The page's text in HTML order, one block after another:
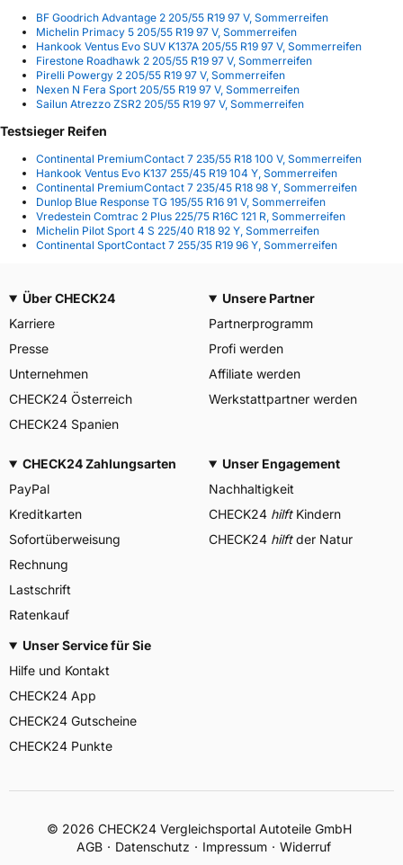
BF Goodrich Advantage 2 205/55 R19 97 V, Sommerreifen
Michelin Primacy 5 205/55 R19 97 V, Sommerreifen
Hankook Ventus Evo SUV K137A 205/55 R19 97 V, Sommerreifen
Firestone Roadhawk 2 205/55 R19 97 V, Sommerreifen
Pirelli Powergy 2 205/55 R19 97 V, Sommerreifen
Nexen N Fera Sport 205/55 R19 97 V, Sommerreifen
Sailun Atrezzo ZSR2 205/55 R19 97 V, Sommerreifen
Testsieger Reifen
Continental PremiumContact 7 235/55 R18 100 V, Sommerreifen
Hankook Ventus Evo K137 255/45 R19 104 Y, Sommerreifen
Continental PremiumContact 7 235/45 R18 98 Y, Sommerreifen
Dunlop Blue Response TG 195/55 R16 91 V, Sommerreifen
Vredestein Comtrac 2 Plus 225/75 R16C 121 R, Sommerreifen
Michelin Pilot Sport 4 S 225/40 R18 92 Y, Sommerreifen
Continental SportContact 7 255/35 R19 96 Y, Sommerreifen
Über CHECK24
Karriere
Presse
Unternehmen
CHECK24 Österreich
CHECK24 Spanien
Unsere Partner
Partnerprogramm
Profi werden
Affiliate werden
Werkstattpartner werden
CHECK24 Zahlungsarten
PayPal
Kreditkarten
Sofortüberweisung
Rechnung
Lastschrift
Ratenkauf
Unser Engagement
Nachhaltigkeit
CHECK24 hilftKindern
CHECK24 hilftder Natur
Unser Service für Sie
Hilfe und Kontakt
CHECK24 App
CHECK24 Gutscheine
CHECK24 Punkte
© 2026 CHECK24 Vergleichsportal Autoteile GmbH
AGB
Datenschutz Impressum Widerruf